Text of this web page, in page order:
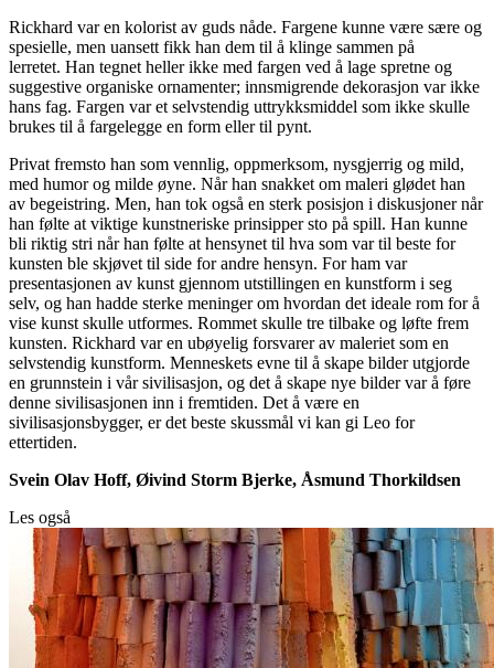
Rickhard var en kolorist av guds nåde. Fargene kunne være sære og
spesielle, men uansett fikk han dem til å klinge sammen på
lerretet. Han tegnet heller ikke med fargen ved å lage spretne og
suggestive organiske ornamenter; innsmigrende dekorasjon var ikke
hans fag. Fargen var et selvstendig uttrykksmiddel som ikke skulle
brukes til å fargelegge en form eller til pynt.
Privat fremsto han som vennlig, oppmerksom, nysgjerrig og mild,
med humor og milde øyne. Når han snakket om maleri glødet han
av begeistring. Men, han tok også en sterk posisjon i diskusjoner når
han følte at viktige kunstneriske prinsipper sto på spill. Han kunne
bli riktig stri når han følte at hensynet til hva som var til beste for
kunsten ble skjøvet til side for andre hensyn. For ham var
presentasjonen av kunst gjennom utstillingen en kunstform i seg
selv, og han hadde sterke meninger om hvordan det ideale rom for å
vise kunst skulle utformes. Rommet skulle tre tilbake og løfte frem
kunsten. Rickhard var en ubøyelig forsvarer av maleriet som en
selvstendig kunstform. Menneskets evne til å skape bilder utgjorde
en grunnstein i vår sivilisasjon, og det å skape nye bilder var å føre
denne sivilisasjonen inn i fremtiden. Det å være en
sivilisasjonsbygger, er det beste skussmål vi kan gi Leo for
ettertiden.
Svein Olav Hoff, Øivind Storm Bjerke, Åsmund Thorkildsen
Les også